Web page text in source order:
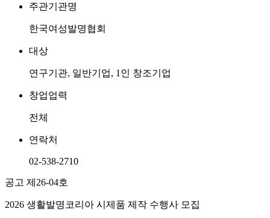
주관기관명
한국여성발명협회
대상
연구기관, 일반기업, 1인 창조기업
창업업력
전체
연락처
02-538-2710
공고 제26-04호
2026 생활발명코리아 시제품 제작 수행사 모집